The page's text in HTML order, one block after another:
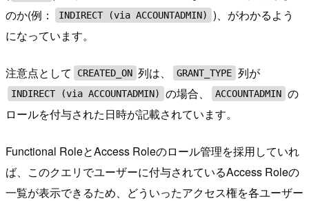
のか(例：
INDIRECT (via ACCOUNTADMIN)
)、がわかるよう
になっています。
注意点として CREATED_ON 列は、 GRANT_TYPE 列が
INDIRECT (via ACCOUNTADMIN) の場合、 ACCOUNTADMIN の
ロールを付与された日時が記載されています。
Functional RoleとAccess Roleのロール管理を採用していれ
ば、このクエリでユーザーに付与されているAccess Roleの
一覧が表示できるため、どういったアクセス権を各ユーザー